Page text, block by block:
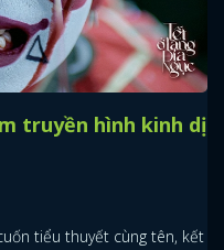
truyền hình kinh dị
tiểu thuyết cùng tên, kết